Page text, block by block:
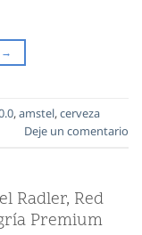
→
,amstel,cerveza
Deje un comentario
Radler, Red
Premium